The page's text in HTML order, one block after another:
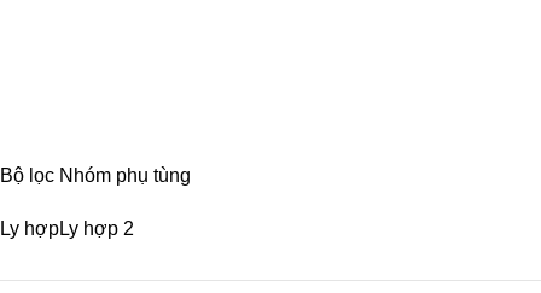
Bộ lọc Nhóm phụ tùng
Ly hợpLy hợp 2